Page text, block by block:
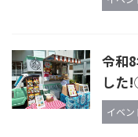
令和
し
イベン